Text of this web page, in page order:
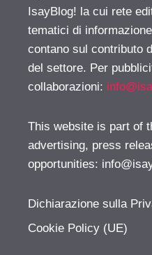
IsayBlog! la cui rete
tematici di
contano sul contributo
del settore. Per
collaborazioni:
This website is part of
advertising, press
opportunities:
Dichiarazione sulla
Cookie Policy (UE)